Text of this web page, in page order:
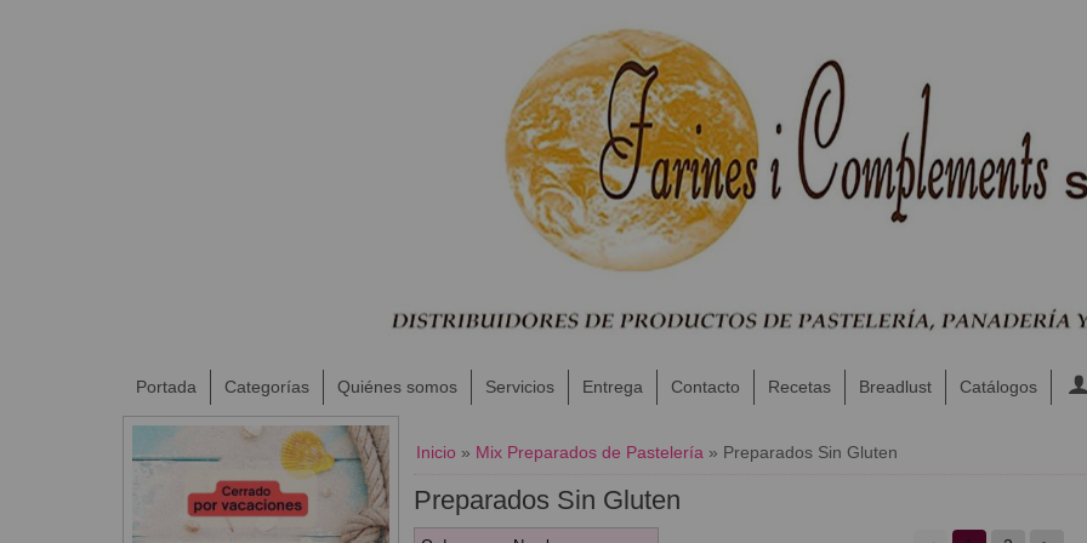
Portada Categorías Quiénes somos Servicios Entrega Contacto Recetas Breadlust Catálogos
Inicio » Mix Preparados de Pastelería » Preparados Sin Gluten
Preparados Sin Gluten